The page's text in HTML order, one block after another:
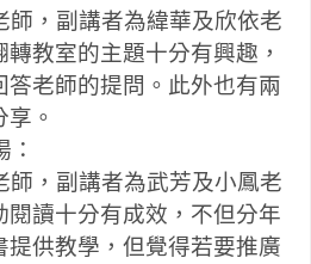
師，副講者為緯華及欣依老
教室的主題十分有興趣，
答老師的提問。此外也有兩
。
師，副講者為武芳及小鳳老
閱讀十分有成效，不但分年
提供教學，但覺得若要推廣